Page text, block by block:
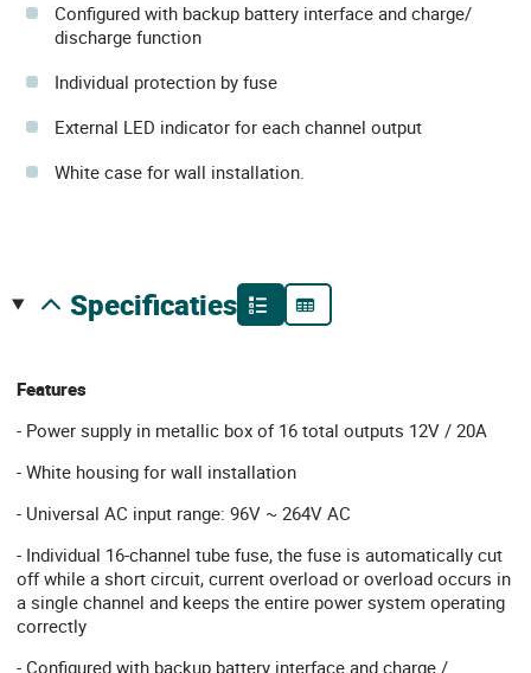
Configured with backup battery interface and charge/
discharge function
Individual protection by fuse
External LED indicator for each channel output
White case for wall installation.
specificaties
Features
- Power supply in metallic box of 16 total outputs 12V / 20A
- White housing for wall installation
- Universal AC input range: 96V ~ 264V AC
- Individual 16-channel tube fuse, the fuse is automatically cut
off while a short circuit, current overload or overload occurs in
a single channel and keeps the entire power system operating
correctly
- Configured with backup battery interface and charge /